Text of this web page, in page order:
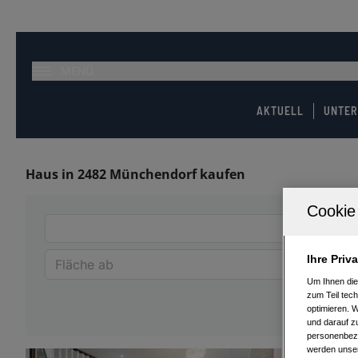
AKTUELL
Haus in 2482 Münchendorf kaufen
Ihre
Um Ihnen
zum Teil
optimieren.
und darauf
werden